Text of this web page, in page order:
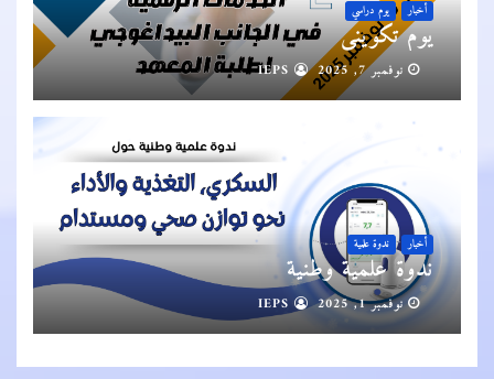
أخبار يوم دراسي
يوم تكويني
نوفمبر 7, 2025
أخبار ندوة علمية
ندوة علمية وطنية
نوفمبر 1, 2025